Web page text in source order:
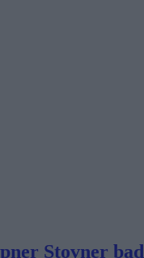
Stovner bad